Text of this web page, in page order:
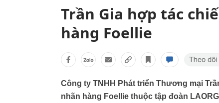
Trần Gia hợp tác
hàng Foellie
Công ty TNHH Phát triển Thương mại
nhãn hàng Foellie thuộc tập đoàn